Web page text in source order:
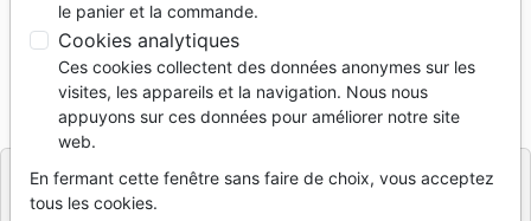
Une minute
Artiste :Sylvain Freymond-Christian Frappier
Référence JEM9147 EAN 7640151691479
EditeurJeunesse en Mission - JEM
le panier et la commande.
Cookies analytiques
Ces cookies collectent des données anonymes sur les
visites, les appareils et la navigation. Nous nous
appuyons sur ces données pour améliorer notre site
web.
En fermant cette fenêtre sans faire de choix, vous acceptez
tous les cookies.